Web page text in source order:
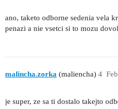
ano, taketo odborne sedenia vela
penazi a nie vsetci si to mozu
malincha.zorka (maliencha) 4
je super, ze sa ti dostalo takejto